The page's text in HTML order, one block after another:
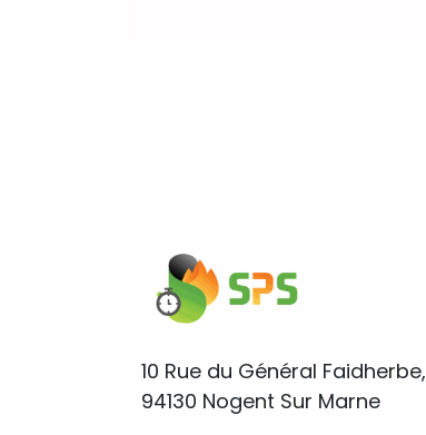
10 Rue du Général Faidherbe,
94130 Nogent Sur Marne